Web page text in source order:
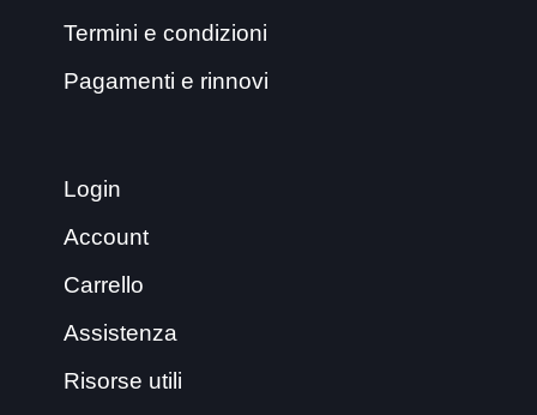
Termini e condizioni
Pagamenti e rinnovi
Login
Account
Carrello
Assistenza
Risorse utili